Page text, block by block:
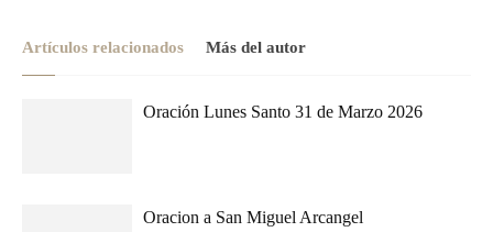
Artículos relacionados Más del autor
Oración Lunes Santo 31 de Marzo 2026
Oracion a San Miguel Arcangel